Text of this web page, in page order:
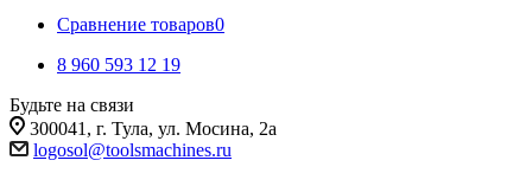
Сравнение товаров0
8 960 593 12 19
Будьте на связи
300041, г. Тула, ул. Мосина, 2а
logosol@toolsmachines.ru